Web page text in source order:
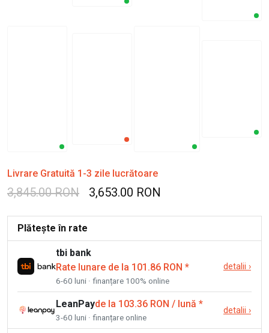
Livrare Gratuită 1-3 zile lucrătoare
3,845.00 RON 3,653.00 RON
Plătește în rate
tbi bank
Rate lunare de la 101.86 RON *
6-60 luni · finanțare 100% online
detalii ›
LeanPayde la 103.36 RON / lună *
3-60 luni · finanțare online
detalii ›